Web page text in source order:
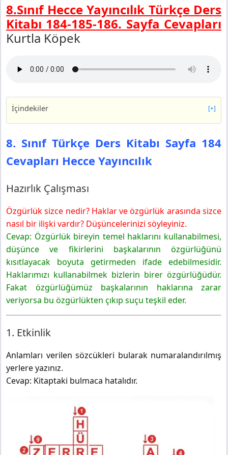
8.Sınıf Hecce Yayıncılık Türkçe Ders
Kitabı 184-185-186. Sayfa Cevapları
Kurtla Köpek
İçindekiler [+]
8. Sınıf Türkçe Ders Kitabı Sayfa 184 Cevapları Hecce
Yayıncılık
Hazırlık Çalışması
1. Etkinlik
Yayıncılık
4. Etkinlik
5. Etkinlik
8. Sınıf Türkçe Ders Kitabı Sayfa 186 Cevapları Hecce
Yayıncılık
6. Etkinlik
7. Etkinlik
8. Sınıf Türkçe Ders Kitabı Sayfa 184
Cevapları Hecce Yayıncılık
Hazırlık Çalışması
Özgürlük sizce nedir? Haklar ve özgürlük arasında sizce
nasıl bir ilişki vardır? Düşüncelerinizi söyleyiniz.
Cevap: Özgürlük bireyin temel haklarını kullanabilmesi,
düşünce ve fikirlerini başkalarının özgürlüğünü
kısıtlayacak boyuta getirmeden ifade edebilmesidir.
Haklarımızı kullanabilmek bizlerin birer özgürlüğüdür.
Fakat özgürlüğümüz başkalarının haklarına zarar
veriyorsa bu özgürlükten çıkıp suçu teşkil eder.
1. Etkinlik
Anlamları verilen sözcükleri bularak numaralandırılmış
yerlere yazınız.
Cevap: Kitaptaki bulmaca hatalıdır.